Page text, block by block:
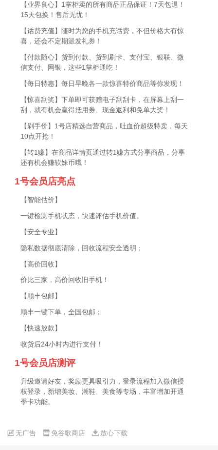
【业界良心】1掌柜卖的所有商品正品保证！7天包退！
15天包换！售后无忧！
【话费充值】随时为您的手机充话费，不但价格大有惊
喜，还会不定期派发礼券！
【付款随心】货到付款、货到刷卡、支付宝、银联、微
信支付、网银，这些1掌柜通吃！
【每日特惠】每日早晚各一款惊喜特价商品等你发现！
【惊喜刮奖】下单即可获赠电子刮刮卡，在屏幕上刮一
刮，就有机会赢得抵用券、现金返利和免单大奖！
【剁手价】1号店精选自营商品，吐血价超级特卖，每天
10点开抢！
【转1赚】在商品详情页通过转1赚方式分享商品，分享
还有机会赚软妹币哦！
1号会员店亮点
【智能估价】
一键检测手机状态，快速评估手机价值。
【安全专业】
隐私数据彻底清除，回收流程安全透明；
【高价回收】
价比三家，高价回收旧手机！
【顺丰包邮】
顺丰一键下单，全国包邮；
【快速放款】
收货后24小时内进行支付！
1号会员店测评
升级邀请好友，奖励更具吸引力，登录流程加入微信授
权登录，新增美妆、潮鞋、美食等专场，丰富增加开通
季卡功能。
无广告 免谷歌商店 放心下载